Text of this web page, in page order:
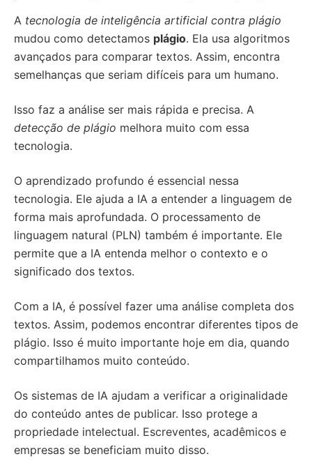
A tecnologia de inteligência artificial contra plágio
mudou como detectamos plágio. Ela usa algoritmos
avançados para comparar textos. Assim, encontra
semelhanças que seriam difíceis para um humano.
Isso faz a análise ser mais rápida e precisa. A
detecção de plágio melhora muito com essa
tecnologia.
O aprendizado profundo é essencial nessa
tecnologia. Ele ajuda a IA a entender a linguagem de
forma mais aprofundada. O processamento de
linguagem natural (PLN) também é importante. Ele
permite que a IA entenda melhor o contexto e o
significado dos textos.
Com a IA, é possível fazer uma análise completa dos
textos. Assim, podemos encontrar diferentes tipos de
plágio. Isso é muito importante hoje em dia, quando
compartilhamos muito conteúdo.
Os sistemas de IA ajudam a verificar a originalidade
do conteúdo antes de publicar. Isso protege a
propriedade intelectual. Escreventes, acadêmicos e
empresas se beneficiam muito disso.